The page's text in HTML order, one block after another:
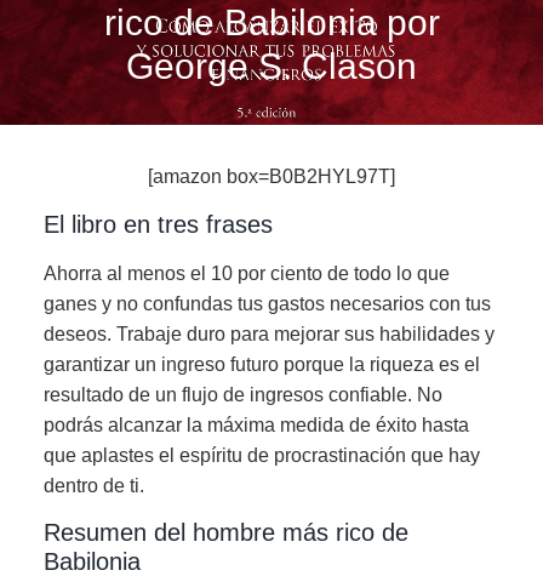
rico de Babilonia por
George S. Clason
[amazon box=B0B2HYL97T]
El libro en tres frases
Ahorra al menos el 10 por ciento de todo lo que
ganes y no confundas tus gastos necesarios con tus
deseos. Trabaje duro para mejorar sus habilidades y
garantizar un ingreso futuro porque la riqueza es el
resultado de un flujo de ingresos confiable. No
podrás alcanzar la máxima medida de éxito hasta
que aplastes el espíritu de procrastinación que hay
dentro de ti.
Resumen del hombre más rico de
Babilonia